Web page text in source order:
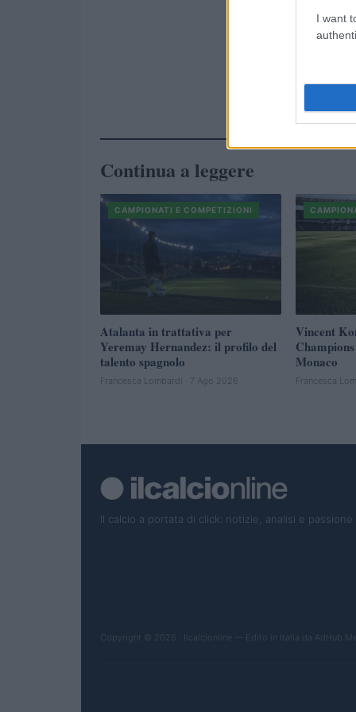
I want
Continua a leggere
CAMPIONATI E COMPETIZIONI
Atalanta in trattativa per
Yeremay Hernandez: il profilo del
talento spagnolo
Francesca Lombardi · 7 Ago 2026
Vincent
Monaco
Francesca
Il calcio a portata di click: notizie, analisi e passione
Copyright © 2026 · Ilcalcionline — Edito in Italia da AdHub